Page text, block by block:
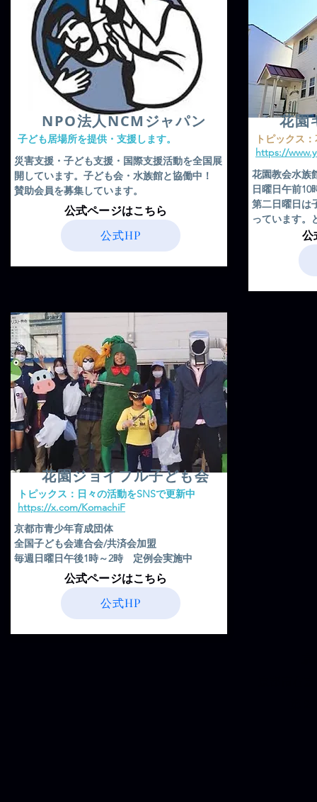
​NPO法人NCMジャパン
​子ども居場所を提供・支援します。
​災害支援・子ども支援・国際支援活動を全国展
開しています。子ども会・水族館と協働中！
賛助会員を募集しています。
​公式ページはこちら
公式HP
花園
トピックス
https://
花園教会水族
日曜日午前
第二日曜日は
っています。
公
花園ジョイフル子ども会
​トピックス：日々の活動をSNSで更新中
​https://x.com/KomachiF
京都市青少年育成団体
全国子ども会連合会/共済会加盟
毎週日曜日午後1時～2時 定例会実施中
​公式ページはこちら
公式HP